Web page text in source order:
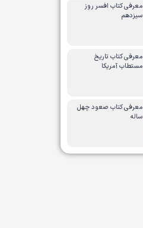
معرفی کتاب افسر روز
سیزدهم
معرفی کتاب تاریخ
مستطاب آمریکا
معرفی کتاب صعود چهل
ساله